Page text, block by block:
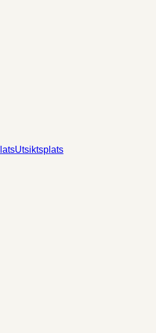
Utsiktsplats